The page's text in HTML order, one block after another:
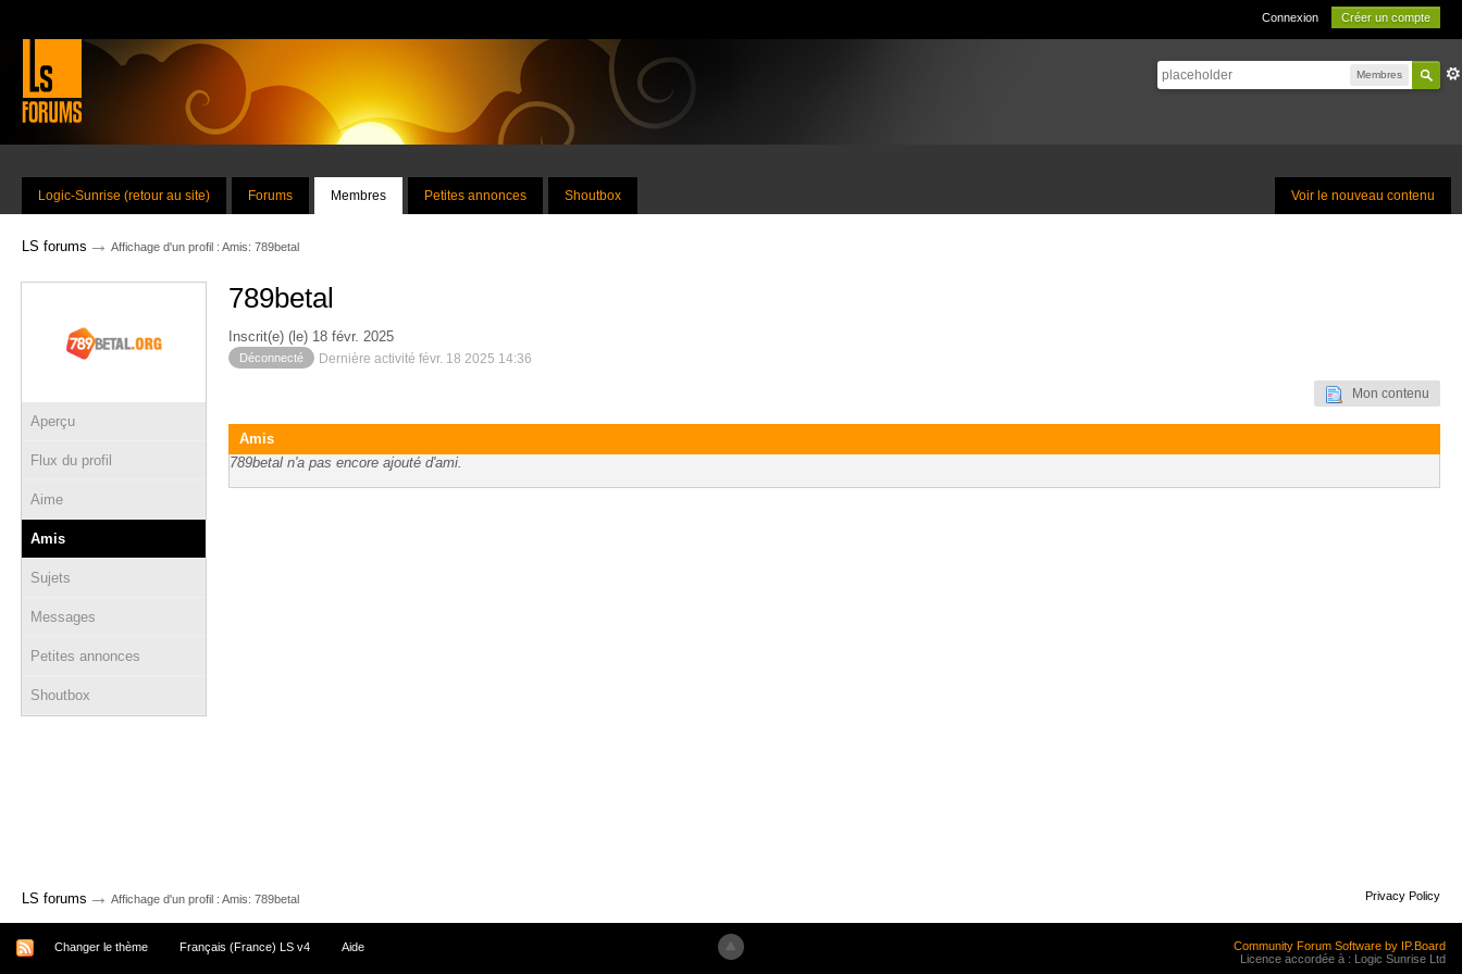
Connexion Créer un compte
Membres
Voir le nouveau contenu
Logic-Sunrise (retour au site) Forums Membres Petites annonces Shoutbox
LS forums → Affichage d'un profil : Amis: 789betal
Aperçu
Flux du profil
Aime
Amis
Sujets
Messages
Petites annonces
Shoutbox
789betal
Inscrit(e) (le) 18 févr. 2025
Déconnecté Dernière activité févr. 18 2025 14:36
Mon contenu
Amis
789betal n'a pas encore ajouté d'ami.
LS forums → Affichage d'un profil : Amis: 789betal Privacy Policy
Changer le thème Français (France) LS v4 Aide
Community Forum Software by IP.Board
Licence accordée à : Logic Sunrise Ltd